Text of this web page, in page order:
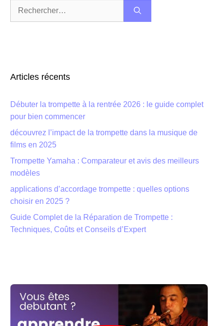
Articles récents
Débuter la trompette à la rentrée 2026 : le guide complet
pour bien commencer
découvrez l’impact de la trompette dans la musique de
films en 2025
Trompette Yamaha : Comparateur et avis des meilleurs
modèles
applications d’accordage trompette : quelles options
choisir en 2025 ?
Guide Complet de la Réparation de Trompette :
Techniques, Coûts et Conseils d’Expert